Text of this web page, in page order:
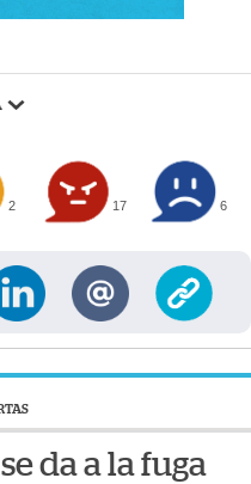
2 17 6
da a la fuga